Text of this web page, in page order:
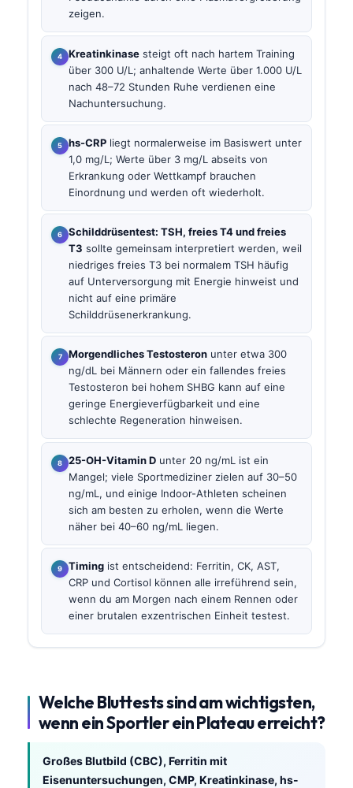
zeigen.
Kreatinkinase steigt oft nach hartem Training
über 300 U/L; anhaltende Werte über 1.000 U/L
nach 48–72 Stunden Ruhe verdienen eine
Nachuntersuchung.
hs-CRP liegt normalerweise im Basiswert unter
1,0 mg/L; Werte über 3 mg/L abseits von
Erkrankung oder Wettkampf brauchen
Einordnung und werden oft wiederholt.
Schilddrüsentest: TSH, freies T4 und freies
T3 sollte gemeinsam interpretiert werden, weil
niedriges freies T3 bei normalem TSH häufig
auf Unterversorgung mit Energie hinweist und
nicht auf eine primäre
Schilddrüsenerkrankung.
Morgendliches Testosteron unter etwa 300
ng/dL bei Männern oder ein fallendes freies
Testosteron bei hohem SHBG kann auf eine
geringe Energieverfügbarkeit und eine
schlechte Regeneration hinweisen.
25-OH-Vitamin D unter 20 ng/mL ist ein
Mangel; viele Sportmediziner zielen auf 30–50
ng/mL, und einige Indoor-Athleten scheinen
sich am besten zu erholen, wenn die Werte
näher bei 40–60 ng/mL liegen.
Timing ist entscheidend: Ferritin, CK, AST,
CRP und Cortisol können alle irreführend sein,
wenn du am Morgen nach einem Rennen oder
einer brutalen exzentrischen Einheit testest.
Welche Bluttests sind am wichtigsten,
wenn ein Sportler ein Plateau erreicht?
Großes Blutbild (CBC), Ferritin mit
Eisenuntersuchungen, CMP, Kreatinkinase, hs-